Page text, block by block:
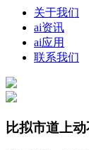
关于我们
ai资讯
ai应用
联系我们
比拟市道上